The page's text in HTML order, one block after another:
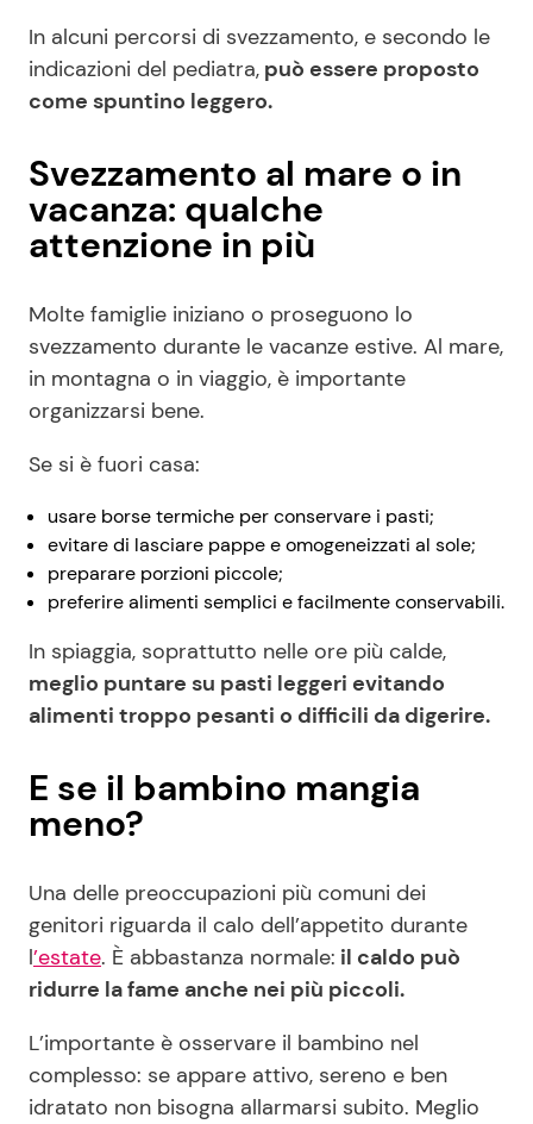
In alcuni percorsi di svezzamento, e secondo le
indicazioni del pediatra, può essere proposto
come spuntino leggero.
Svezzamento al mare o in
vacanza: qualche
attenzione in più
Molte famiglie iniziano o proseguono lo
svezzamento durante le vacanze estive. Al mare,
in montagna o in viaggio, è importante
organizzarsi bene.
Se si è fuori casa:
usare borse termiche per conservare i pasti;
evitare di lasciare pappe e omogeneizzati al sole;
preparare porzioni piccole;
preferire alimenti semplici e facilmente conservabili.
In spiaggia, soprattutto nelle ore più calde,
meglio puntare su pasti leggeri evitando
alimenti troppo pesanti o difficili da digerire.
E se il bambino mangia
meno?
Una delle preoccupazioni più comuni dei
genitori riguarda il calo dell’appetito durante
l’estate. È abbastanza normale: il caldo può
ridurre la fame anche nei più piccoli.
L’importante è osservare il bambino nel
complesso: se appare attivo, sereno e ben
idratato non bisogna allarmarsi subito. Meglio